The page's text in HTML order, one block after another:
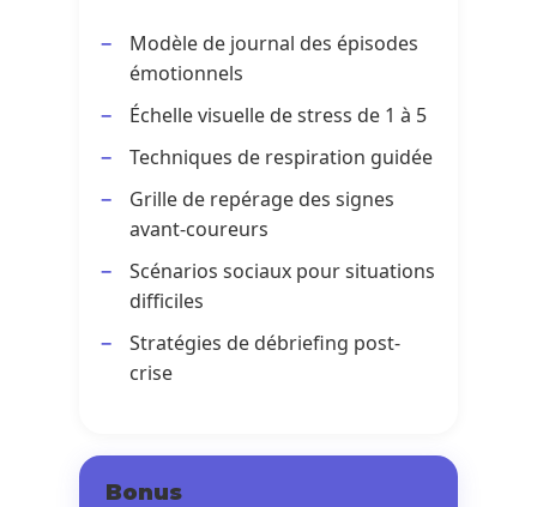
Modèle de journal des épisodes
émotionnels
Échelle visuelle de stress de 1 à 5
Techniques de respiration guidée
Grille de repérage des signes
avant-coureurs
Scénarios sociaux pour situations
difficiles
Stratégies de débriefing post-
crise
Bonus